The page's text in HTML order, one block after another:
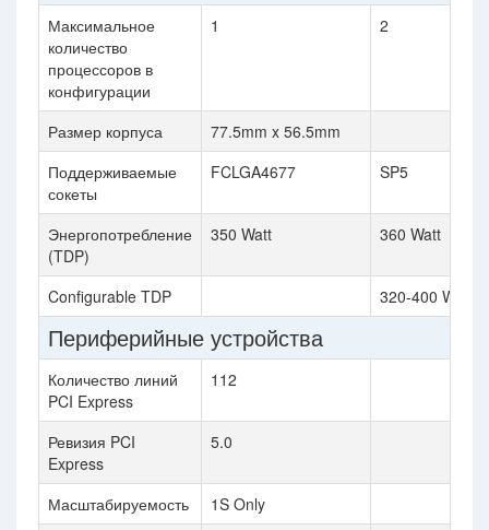
Максимальное
количество
процессоров в
конфигурации
1 2
Размер корпуса
77.5mm x 56.5mm
Поддерживаемые
сокеты
FCLGA4677 SP5
Энергопотребление
(TDP)
350 Watt 360 Watt
Configurable TDP 320-400 Watt
Периферийные устройства
Количество линий
PCI Express
112
Ревизия PCI
Express
5.0
Масштабируемость
1S Only